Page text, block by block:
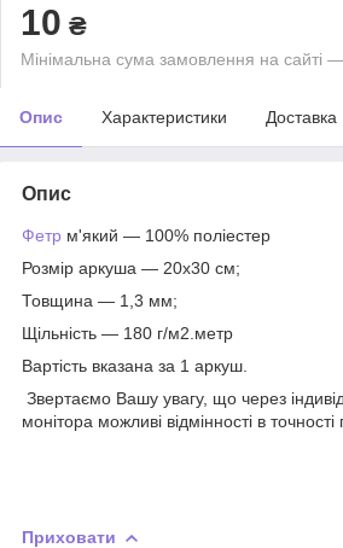
10 ₴
Мінімальна сума замовлення на сайті
Опис Характеристики Доставка
Опис
Фетр м'який — 100% поліестер
Розмір аркуша — 20х30 см;
Товщина — 1,3 мм;
Щільність — 180 г/м2.метр
Вартість вказана за 1 аркуш.
Звертаємо Вашу увагу, що через
монітора можливі відмінності в
Приховати